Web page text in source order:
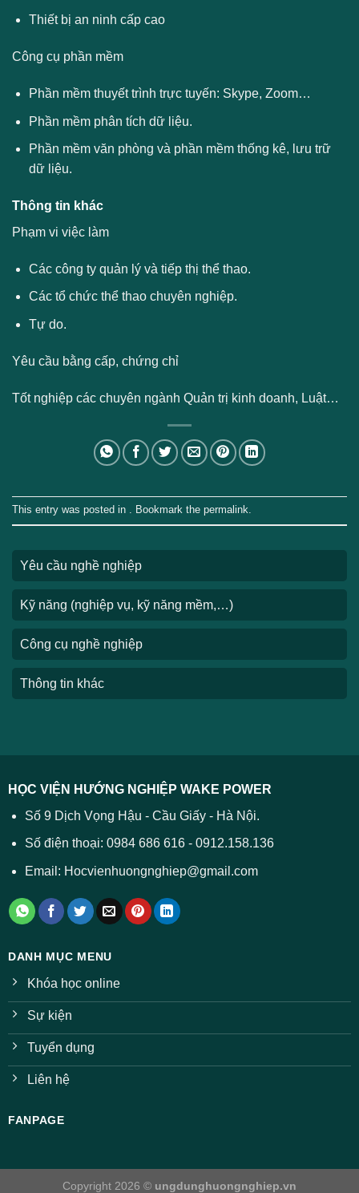
Yêu cầu nghề nghiệp
Kỹ năng (nghiệp vụ, kỹ năng mềm,…)
Công cụ nghề nghiệp
Thông tin khác
Thiết bị an ninh cấp cao
Công cụ phần mềm
Phần mềm thuyết trình trực tuyến: Skype, Zoom…
Phần mềm phân tích dữ liệu.
Phần mềm văn phòng và phần mềm thống kê, lưu trữ
dữ liệu.
Thông tin khác
Phạm vi việc làm
Các công ty quản lý và tiếp thị thể thao.
Các tổ chức thể thao chuyên nghiệp.
Tự do.
Yêu cầu bằng cấp, chứng chỉ
Tốt nghiệp các chuyên ngành Quản trị kinh doanh, Luật…
This entry was posted in . Bookmark the permalink
HỌC VIỆN HƯỚNG NGHIỆP WAKE POWER
Số 9 Dịch Vọng Hậu - Cầu Giấy - Hà Nội.
Số điện thoại: 0984 686 616 - 0912.158.136
Email: Hocvienhuongnghiep@gmail.com
DANH MỤC MENU
Khóa học online
Sự kiện
Tuyển dụng
Liên hệ
FANPAGE
Copyright 2026 © ungdunghuongnghiep.vn